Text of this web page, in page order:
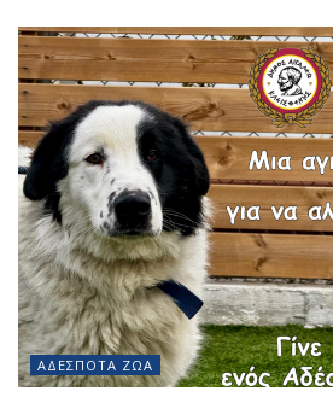
ΑΔΈΣΠΟΤΑ ΖΏΑ